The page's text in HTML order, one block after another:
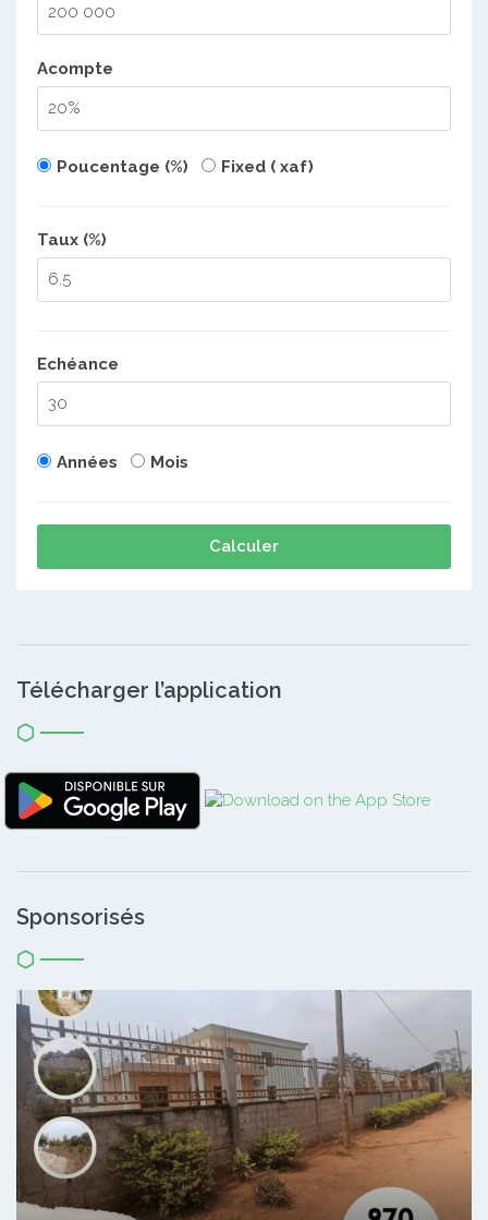
Acompte
Poucentage (%) Fixed ( xaf)
Taux (%)
Echéance
Années Mois
Calculer
Télécharger l’application
Sponsorisés